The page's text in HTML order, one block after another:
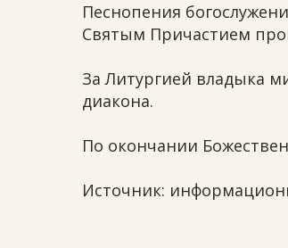
Песнопения
Святым Причастием
За Литургией владыка
диакона.
По окончании
Источник: